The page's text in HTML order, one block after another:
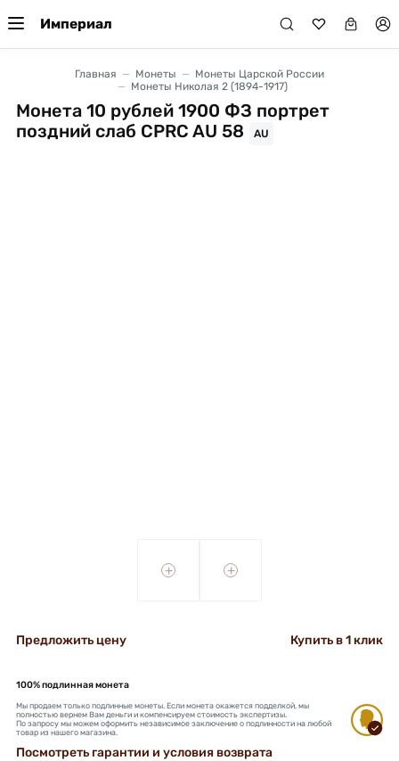
Империал
Главная Монеты
Монеты Царской России
Монеты Николая 2 (1894-1917)
Монета 10 рублей 1900 ФЗ портрет
поздний слаб CPRC AU 58
AU
+ +
Предложить цену Купить в 1 клик
100% подлинная монета
Мы продаем только подлинные монеты. Если монета окажется подделкой, мы
полностью вернем Вам деньги и компенсируем стоимость экспертизы.
По запросу мы можем оформить независимое заключение о подлинности на любой
товар из нашего магазина.
Посмотреть гарантии и условия возврата